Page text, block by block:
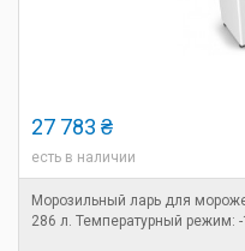
27 783 ₴
есть в наличии
Морозильный ларь для
286 л. Температурный режим: -